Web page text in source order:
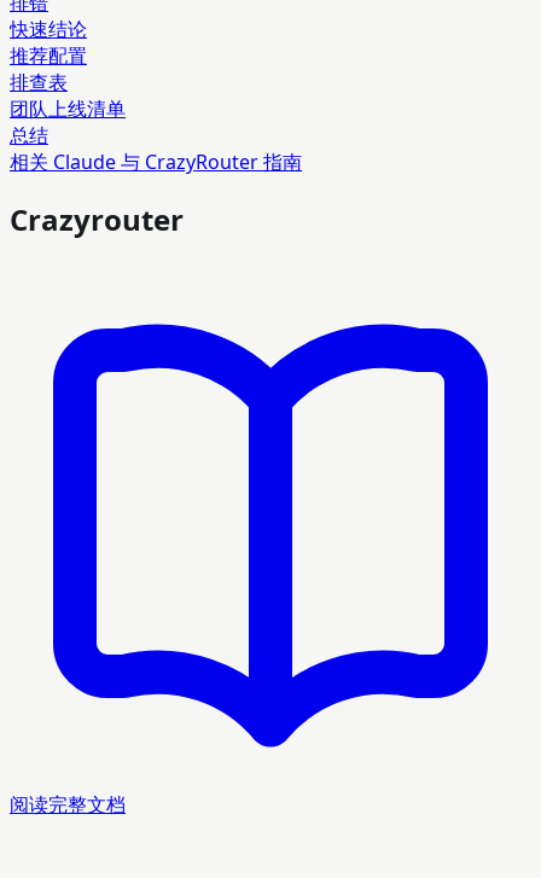
快速结论
推荐配置
排查表
团队上线清单
总结
相关 Claude 与 CrazyRouter 指南
Crazyrouter
阅读完整文档